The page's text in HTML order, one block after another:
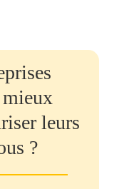
mieux
leurs
?